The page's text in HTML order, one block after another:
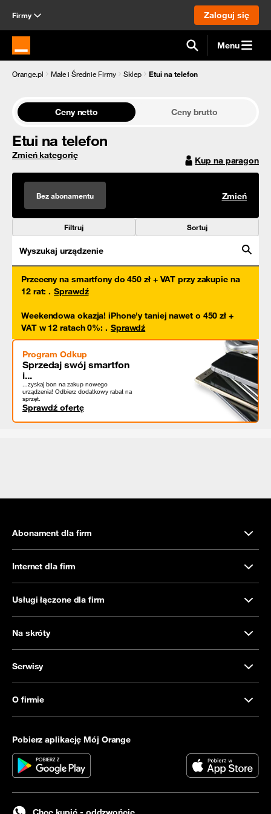
Firmy Zaloguj się
Strona główna Orange.pl Menu
Orange.pl Małe i Średnie Firmy Sklep Etui na telefon
Ceny netto Ceny brutto
Etui na telefon
Zmień kategorię Kup na paragon
Bez abonamentu Zmień
Filtruj Sortuj
Wyszukaj urządzenie
Przeceny na smartfony do 450 zł + VAT przy zakupie na
12 rat: . Sprawdź
Weekendowa okazja! iPhone'y taniej nawet o 450 zł +
VAT w 12 ratach 0%: . Sprawdź
Program Odkup
Sprzedaj swój smartfon
i...
...zyskaj bon na zakup nowego
urządzenia! Odbierz dodatkowy rabat na
sprzęt.
Sprawdź ofertę
Abonament dla firm
Internet dla firm
Usługi łączone dla firm
Na skróty
Serwisy
O firmie
Pobierz aplikację Mój Orange